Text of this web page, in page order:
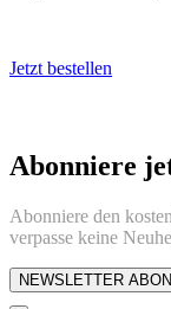
Jetzt bestellen
Abonniere
Abonniere den
verpasse keine
NEWSLETTER